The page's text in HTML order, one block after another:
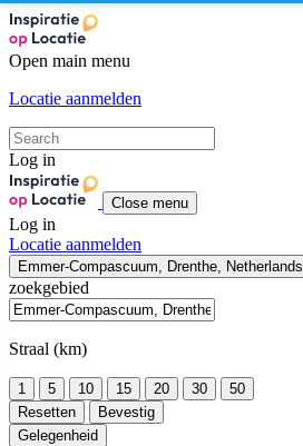
Open main menu
Locatie aanmelden
Log in
Close menu
Log in
Locatie aanmelden
Emmer-Compascuum, Drenthe, Netherlands
zoekgebied
Straal (km)
1 5 10 15 20 30
50
Resetten
Bevestig
Gelegenheid